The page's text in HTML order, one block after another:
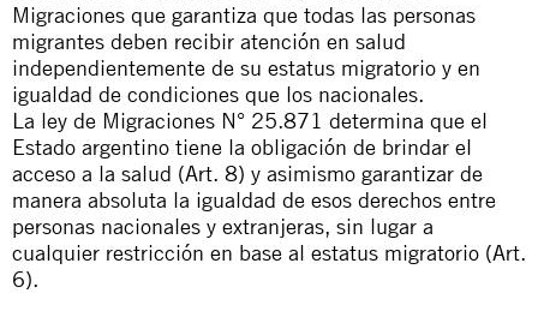
Migraciones que garantiza que todas las personas
migrantes deben recibir atención en salud
independientemente de su estatus migratorio y en
igualdad de condiciones que los nacionales.
La ley de Migraciones N° 25.871 determina que el
Estado argentino tiene la obligación de brindar el
acceso a la salud (Art. 8) y asimismo garantizar de
manera absoluta la igualdad de esos derechos entre
personas nacionales y extranjeras, sin lugar a
cualquier restricción en base al estatus migratorio (Art.
6).